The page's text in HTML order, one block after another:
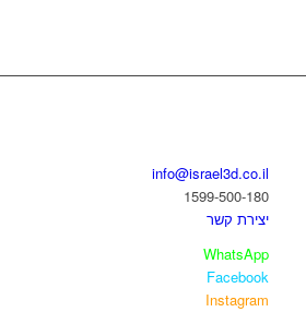
info@israel3d.co.il
1599-500-180
יצירת קשר
WhatsApp
Facebook
Instagram